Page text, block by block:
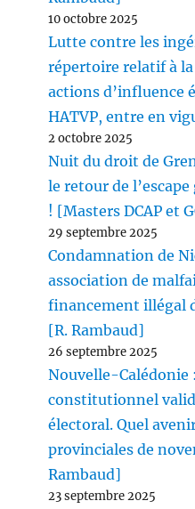
10 octobre 2025
Lutte contre les
répertoire relatif à
actions d’influence
HATVP, entre en
2 octobre 2025
Nuit du droit de
le retour de
! [Masters DCAP et
29 septembre 2025
Condamnation de
association de
financement illégal
[R. Rambaud]
26 septembre 2025
Nouvelle-Calédonie
constitutionnel
électoral. Quel
provinciales de
Rambaud]
23 septembre 2025